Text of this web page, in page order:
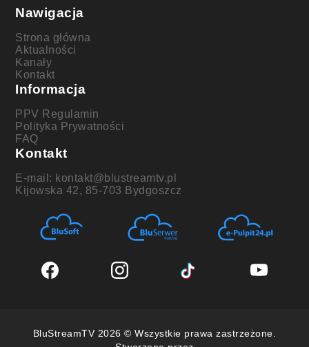
Nawigacja
Strona główna
Aktualności
Kanały
Kontakt
Informacja
PPV Regulamin
Polityka Prywatności
FAQ
Kontakt
E-mail: kontakt@blustreamtv.pl
Kijowska 42, 85-703 Bydgoszcz
BluStreamTV 2026 © Wszystkie prawa zastrzeżone.